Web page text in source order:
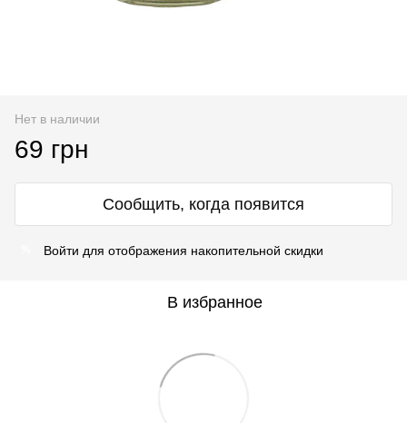
Нет в наличии
69 грн
Сообщить, когда появится
Войти для отображения накопительной скидки
В избранное